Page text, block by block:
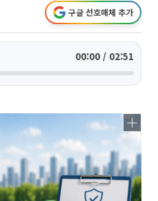
구글 선호매체 추가
00:00 / 02:51